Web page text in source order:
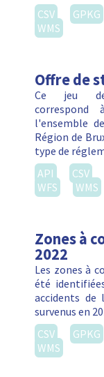
CSV
GPKG
WMS
Offre de
Ce jeu
l'ensemble
Région de
type de
API
CSV
WFS
WMS
Zones à
2022
Les zones à
été
accidents
survenus en
CSV
GPKG
WMS